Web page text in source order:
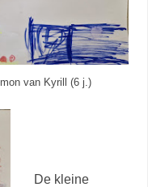
van Kyrill (6 j.)
De kleine